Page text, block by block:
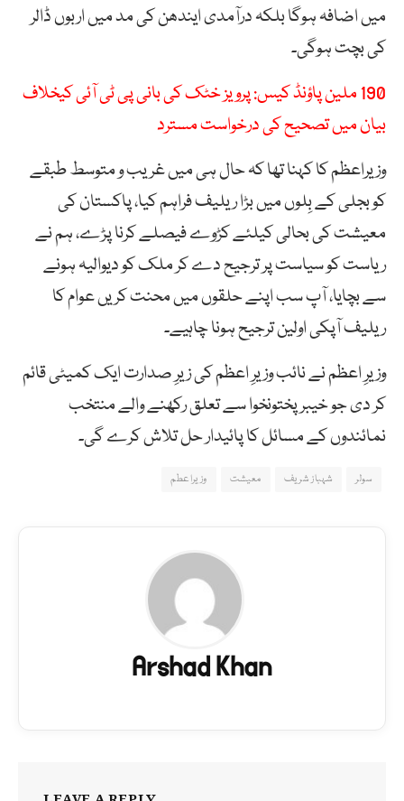
میں اضافہ ہوگا بلکہ درآمدی ایندھن کی مد میں اربوں ڈالر
کی بچت ہوگی۔
190 ملین پاؤنڈ کیس: پرویز خٹک کی بانی پی ٹی آئی کیخلاف
بیان میں تصحیح کی درخواست مسترد
وزیراعظم کا کہنا تھا کہ حال ہی میں غریب و متوسط طبقے
کو بجلی کے بِلوں میں بڑا ریلیف فراہم کیا، پاکستان کی
معیشت کی بحالی کیلئے کڑوے فیصلے کرنا پڑے، ہم نے
ریاست کو سیاست پر ترجیح دے کر ملک کو دیوالیہ ہونے
سے بچایا، آپ سب اپنے حلقوں میں محنت کریں عوام کا
ریلیف آپکی اولین ترجیح ہونا چاہیے۔
وزیرِ اعظم نے نائب وزیرِ اعظم کی زیرِ صدارت ایک کمیٹی قائم
کر دی جو خیبر پختونخوا سے تعلق رکھنے والے منتخب
نمائندوں کے مسائل کا پائیدار حل تلاش کرے گی۔
سولر شہباز شریف معیشت وزیراعطم
Arshad Khan